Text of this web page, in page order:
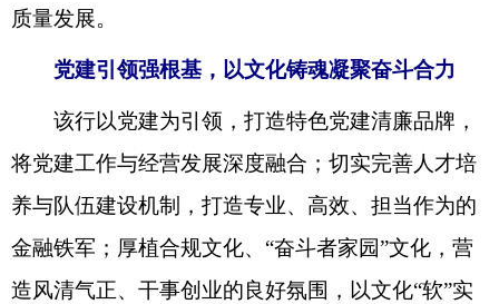
质量发展。
党建引领强根基，以文化铸魂凝聚奋斗合力
该行以党建为引领，打造特色党建清廉品牌，
将党建工作与经营发展深度融合；切实完善人才培
养与队伍建设机制，打造专业、高效、担当作为的
金融铁军；厚植合规文化、“奋斗者家园”文化，营
造风清气正、干事创业的良好氛围，以文化“软”实